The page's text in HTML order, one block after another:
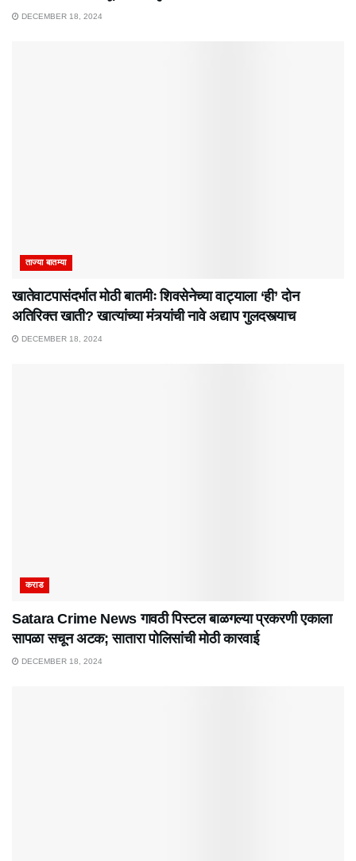
DECEMBER 18, 2024
ताज्या बातम्या
खातेवाटपासंदर्भात मोठी बातमीः शिवसेनेच्या वाट्याला ‘ही’ दोन
अतिरिक्त खाती? खात्यांच्या मंत्र्यांची नावे अद्याप गुलदस्त्याच
DECEMBER 18, 2024
कराड
Satara Crime News गावठी पिस्टल बाळगल्या प्रकरणी एकाला
सापळा सचून अटक; सातारा पोलिसांची मोठी कारवाई
DECEMBER 18, 2024